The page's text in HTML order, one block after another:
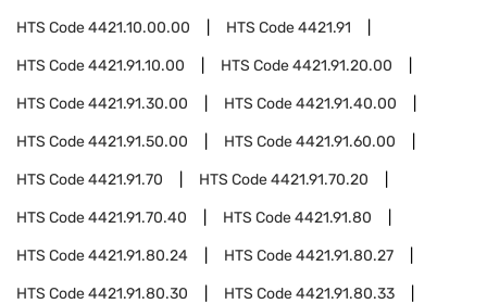
HTS Code4421.10.00.00 HTS Code4421.91
HTS Code4421.91.10.00 HTS Code4421.91.20.00
HTS Code4421.91.30.00 HTS Code4421.91.40.00
HTS Code4421.91.50.00 HTS Code4421.91.60.00
HTS Code4421.91.70 HTS Code4421.91.70.20
HTS Code4421.91.70.40 HTS Code4421.91.80
HTS Code4421.91.80.24 HTS Code4421.91.80.27
HTS Code4421.91.80.30 HTS Code4421.91.80.33